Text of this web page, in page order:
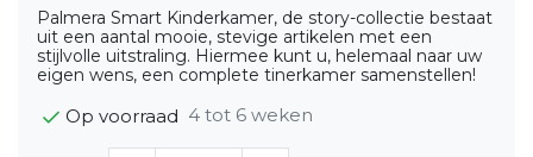
Palmera Smart Kinderkamer, de story-collectie bestaat
uit een aantal mooie, stevige artikelen met een
stijlvolle uitstraling. Hiermee kunt u, helemaal naar uw
eigen wens, een complete tinerkamer samenstellen!
Op voorraad 4 tot 6 weken